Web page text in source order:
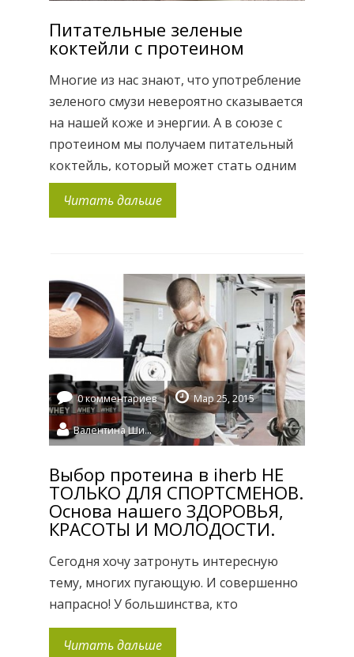
Питательные зеленые
коктейли с протеином
Многие из нас знают, что употребление
зеленого смузи невероятно сказывается
на нашей коже и энергии. А в союзе с
протеином мы получаем питательный
коктейль, который может стать одним
из лучших завтраков. Такие коктейли
очень популярны в Америке и Европе,
весь день, обеспечивают организм […]
Читать дальше
0 комментариев Мар 25, 2015
Валентина Шидловская
Выбор протеина в iherb НЕ
ТОЛЬКО ДЛЯ СПОРТСМЕНОВ.
Основа нашего ЗДОРОВЬЯ,
КРАСОТЫ И МОЛОДОСТИ.
Сегодня хочу затронуть интересную
тему, многих пугающую. И совершенно
напрасно! У большинства, кто
переходит на правильное питание или
ведет активный образ жизни возникает
Читать дальше